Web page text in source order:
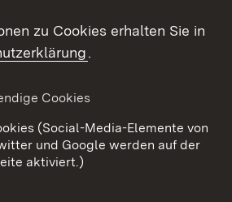
Datenschutz
Barrierefreiheit
Cookies
zu Cookies erhalten Sie in
.
Cookies
(Social-Media-Elemente von
und Google werden auf der
aktiviert.)